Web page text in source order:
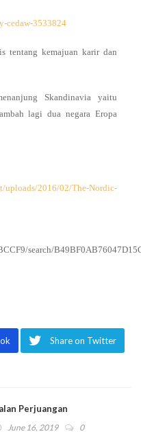
cedaw-3533824
tentang kemajuan karir dan
Skandinavia yaitu
lagi dua negara Eropa
uploads/2016/02/The-Nordic-
search/
Share on Twitter
Perjuangan
June 16, 2019 0